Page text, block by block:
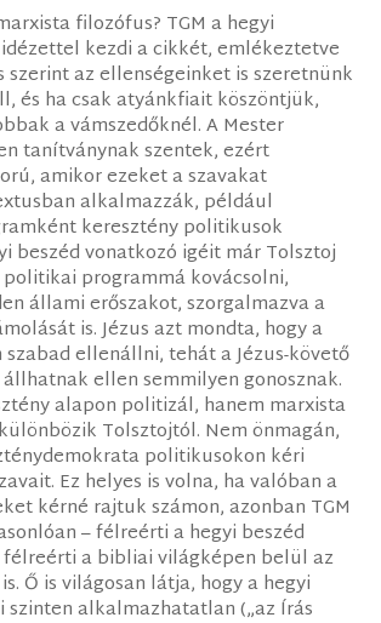
filozófus? TGM a hegyi
kezdi a cikkét, emlékeztetve
szerint az ellenségeinket is szeretnünk
és ha csak atyánkfiait köszöntjük,
a vámszedőknél. A Mester
tanítványnak szentek, ezért
amikor ezeket a szavakat
alkalmazzák, például
keresztény politikusok
beszéd vonatkozó igéit már Tolsztoj
programmá kovácsolni,
állami erőszakot, szorgalmazva a
is. Jézus azt mondta, hogy a
szabad ellenállni, tehát a Jézus-követő
ellen semmilyen gonosznak.
alapon politizál, hanem marxista
Tolsztojtól. Nem önmagán,
politikusokon kéri
Ez helyes is volna, ha valóban a
kérné rajtuk számon, azonban TGM
– félreérti a hegyi beszéd
a bibliai világképen belül az
Ő is világosan látja, hogy a hegyi
alkalmazhatatlan („az Írás